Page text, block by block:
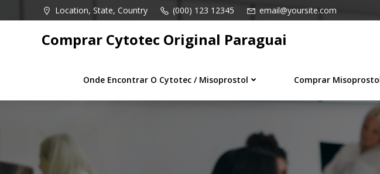
para
Location, State, Country (000) 123 12345 email@yoursite.com
Comprar Cytotec Original Paraguai
Onde Encontrar O Cytotec / Misoprostol Comprar